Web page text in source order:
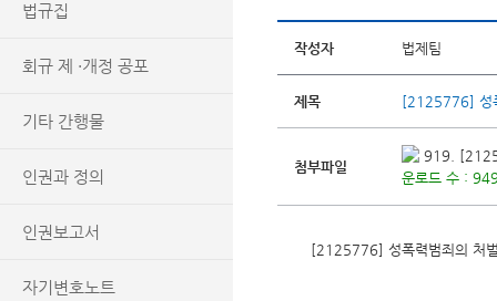
법규집
회규 제 ·개정 공포
기타 간행물
인권과 정의
인권보고서
자기변호노트
작성자 법제팀
제목 [2125776] 성
첨부파일
919.
운로드 수 :
[2125776] 성폭력범죄의 처